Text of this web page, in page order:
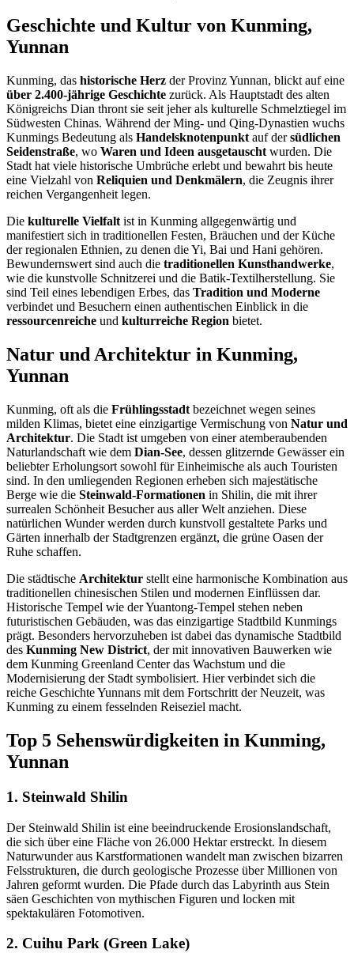
Geschichte und Kultur von Kunming,
Yunnan
Kunming, das historische Herz der Provinz Yunnan, blickt auf eine
über 2.400-jährige Geschichte zurück. Als Hauptstadt des alten
Königreichs Dian thront sie seit jeher als kulturelle Schmelztiegel im
Südwesten Chinas. Während der Ming- und Qing-Dynastien wuchs
Kunmings Bedeutung als Handelsknotenpunkt auf dersüdlichen
Seidenstraße, wo Waren und Ideen ausgetauscht wurden. Die
Stadt hat viele historische Umbrüche erlebt und bewahrt bis heute
eine Vielzahl von Reliquien und Denkmälern, die Zeugnis ihrer
reichen Vergangenheit legen.
Die kulturelle Vielfalt ist in Kunming allgegenwärtig und
manifestiert sich in traditionellen Festen, Bräuchen und der Küche
der regionalen Ethnien, zu denen die Yi, Bai und Hani gehören.
Bewundernswert sind auch die traditionellen Kunsthandwerke,
wie die kunstvolle Schnitzerei und die Batik-Textilherstellung. Sie
sind Teil eines lebendigen Erbes, das Tradition und Moderne
verbindet und Besuchern einen authentischen Einblick in die
ressourcenreiche und kulturreiche Region bietet.
Natur und Architektur in Kunming,
Yunnan
Kunming, oft als die Frühlingsstadt bezeichnet wegen seines
milden Klimas, bietet eine einzigartige Vermischung von Natur und
Architektur. Die Stadt ist umgeben von einer atemberaubenden
Naturlandschaft wie dem Dian-See, dessen glitzernde Gewässer ein
beliebter Erholungsort sowohl für Einheimische als auch Touristen
sind. In den umliegenden Regionen erheben sich majestätische
Berge wie die Steinwald-Formationen in Shilin, die mit ihrer
surrealen Schönheit Besucher aus aller Welt anziehen. Diese
natürlichen Wunder werden durch kunstvoll gestaltete Parks und
Gärten innerhalb der Stadtgrenzen ergänzt, die grüne Oasen der
Ruhe schaffen.
Die städtische Architektur stellt eine harmonische Kombination aus
traditionellen chinesischen Stilen und modernen Einflüssen dar.
Historische Tempel wie der Yuantong-Tempel stehen neben
futuristischen Gebäuden, was das einzigartige Stadtbild Kunmings
prägt. Besonders hervorzuheben ist dabei das dynamische Stadtbild
des Kunming New District, der mit innovativen Bauwerken wie
dem Kunming Greenland Center das Wachstum und die
Modernisierung der Stadt symbolisiert. Hier verbindet sich die
reiche Geschichte Yunnans mit dem Fortschritt der Neuzeit, was
Kunming zu einem fesselnden Reiseziel macht.
Top 5 Sehenswürdigkeiten in Kunming,
Yunnan
1. Steinwald Shilin
Der Steinwald Shilin ist eine beeindruckende Erosionslandschaft,
die sich über eine Fläche von 26.000 Hektar erstreckt. In diesem
Naturwunder aus Karstformationen wandelt man zwischen bizarren
Felsstrukturen, die durch geologische Prozesse über Millionen von
Jahren geformt wurden. Die Pfade durch das Labyrinth aus Stein
säen Geschichten von mythischen Figuren und locken mit
spektakulären Fotomotiven.
2. Cuihu Park (Green Lake)